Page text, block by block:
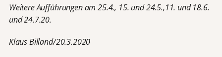
Weitere Aufführungen am 25.4., 15. und 24.5.,11. und 18.6.
und 24.7.20.
Klaus Billand/20.3.2020